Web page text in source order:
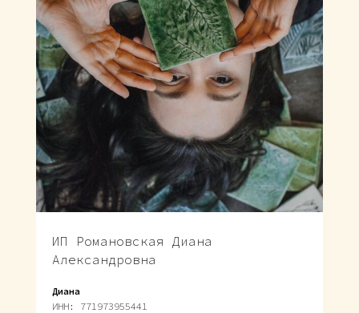
ИП Романовская Диана
Александровна
Диана
ИНН: 771973955441